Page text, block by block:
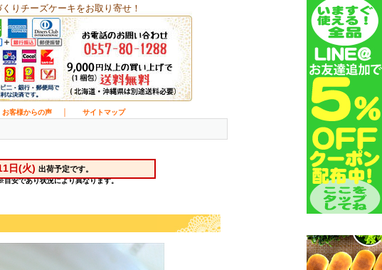
りチーズケーキをお取り寄せ！
お客様からの声 サイトマップ